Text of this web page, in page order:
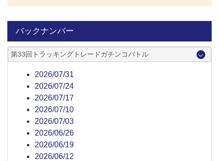
バックナンバー
第33回トラッキングトレードガチンコバトル
2026/07/31
2026/07/24
2026/07/17
2026/07/10
2026/07/03
2026/06/26
2026/06/19
2026/06/12